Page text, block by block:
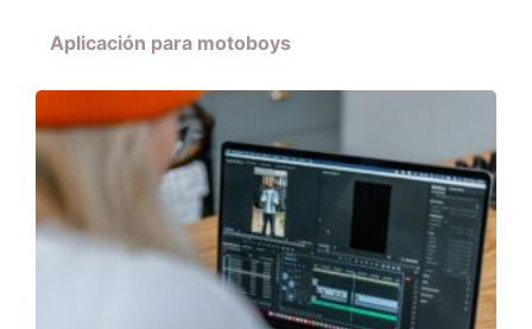
Aplicación para motoboys